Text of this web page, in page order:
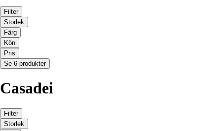
Filter
Storlek
Färg
Kön
Pris
Se 6 produkter
Casadei
Filter
Storlek